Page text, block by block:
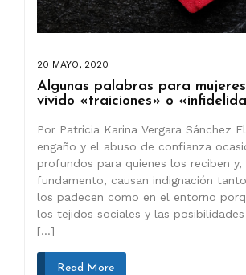
20 MAYO, 2020
Algunas palabras para
vivido «traiciones» o
Por Patricia Karina Vergara Sánchez
engaño y el abuso de confianza
profundos para quienes los reciben y,
fundamento, causan indignación
los padecen como en el entorno
los tejidos sociales y las
[…]
Read More